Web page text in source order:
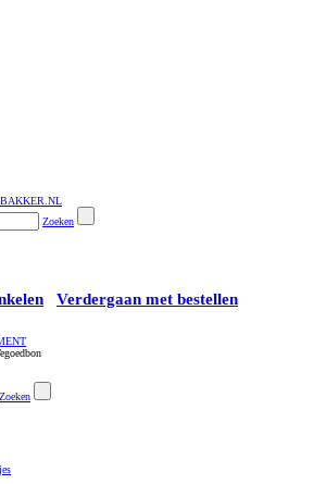
Zoeken
Verdergaan met bestellen
Zoeken